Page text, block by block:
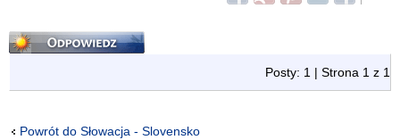
Odpowiedz
Posty: 1 | Strona 1 z 1
Powrót do Słowacja - Slovensko